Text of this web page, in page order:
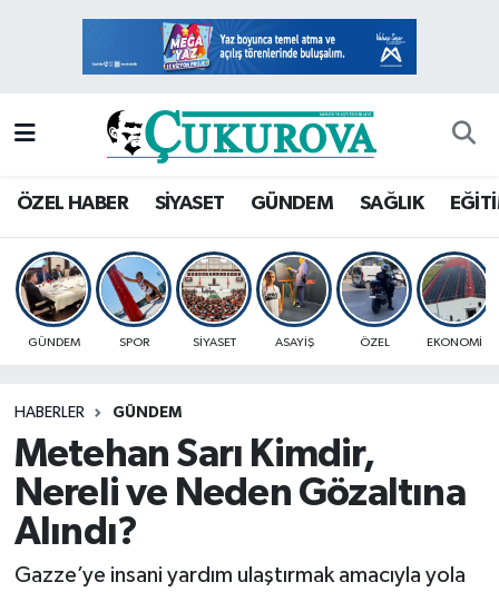
ÖZEL HABER SİYASET GÜNDEM SAĞLIK
GÜNDEM SPOR SİYASET ASAYİŞ ÖZEL EKONOMİ
HABERLER GÜNDEM
Metehan Sarı Kimdir,
Nereli ve Neden Gözaltına
Alındı?
Gazze’ye insani yardım ulaştırmak amacıyla yola
Mersin Hava Durumu
Mersin Namaz Vakitleri
Mersin Trafik Yoğunluk Haritası
Süper Lig Puan Durumu ve Fikstür
Haber Arşivi